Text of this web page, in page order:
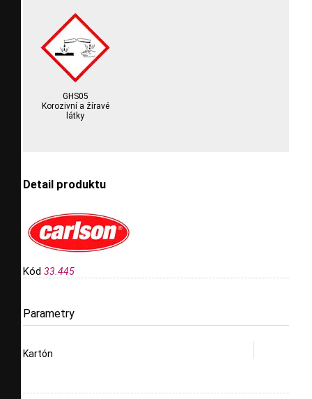
GHS05
Korozivní a žíravé
látky
Detail produktu
Kód 33.445
Parametry
Kartón